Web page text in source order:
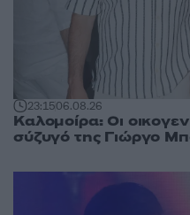
23:1506.08.26
Καλομοίρα: Οι
σύζυγό της Γιώργο